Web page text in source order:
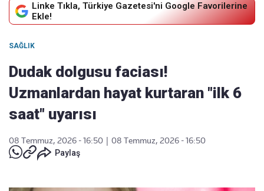
Linke Tıkla, Türkiye Gazetesi'ni Google Favorilerine
Ekle!
SAĞLIK
Dudak dolgusu faciası!
Uzmanlardan hayat kurtaran "ilk 6
saat" uyarısı
08 Temmuz, 2026 - 16:50
08 Temmuz, 2026 - 16:50
Paylaş